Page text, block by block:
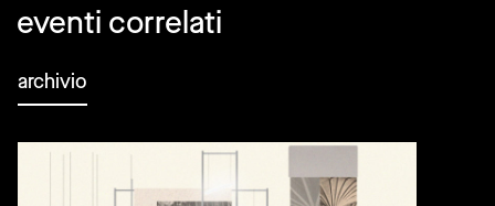
eventi correlati
archivio